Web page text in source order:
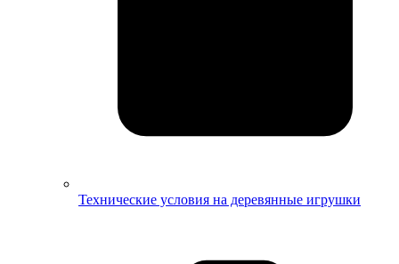
Технические условия на деревянные игрушки